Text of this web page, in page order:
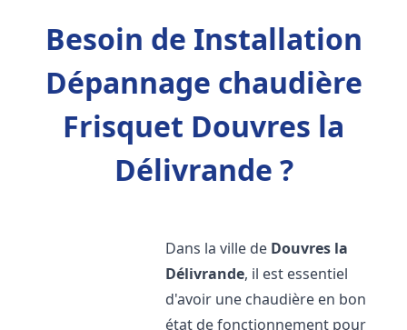
Besoin de Installation
Dépannage chaudière
Frisquet Douvres la
Délivrande ?
Dans la ville de Douvres la
Délivrande, il est essentiel
d'avoir une chaudière en bon
état de fonctionnement pour